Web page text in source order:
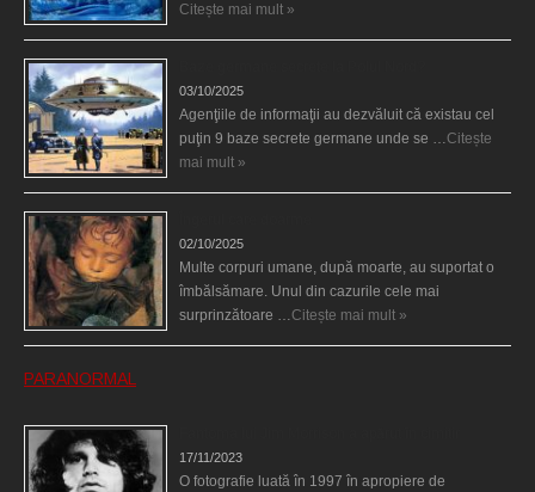
Citește mai mult »
03/10/2025
Agenţiile de informaţii au dezvăluit că existau cel
puţin 9 baze secrete germane unde se …Citește
mai mult »
02/10/2025
Multe corpuri umane, după moarte, au suportat o
îmbălsămare. Unul din cazurile cele mai
surprinzătoare …Citește mai mult »
PARANORMAL
17/11/2023
O fotografie luată în 1997 în apropiere de